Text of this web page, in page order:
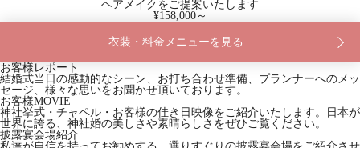
ヘアメイクをご提案いたします
¥158,000～
衣装・料金メニューを見る
お客様レポート
結婚式当日の感動的なシーン、お打ち合わせ準備、プランナーへのメッ
セージ、様々な思いをお聞かせ頂いております。
お客様MOVIE
神社挙式・チャペル・お客様の佳き日映像をご紹介いたします。日本が
世界に誇る、神社婚の美しさや素晴らしさをぜひご覧ください。
披露宴会場紹介